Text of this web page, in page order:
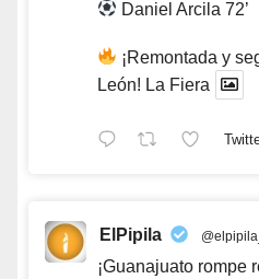
Daniel Arcila 72’
¡Remontada y
León! La Fiera
ElPipila
¡Guanajuato rompe